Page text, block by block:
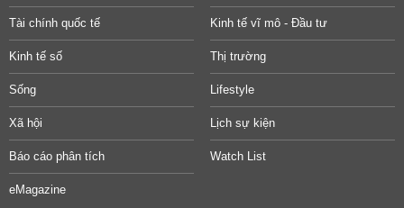
Tài chính quốc tế Kinh tế vĩ mô - Đầu tư
Kinh tế số Thị trường
Sống Lifestyle
Xã hội Lịch sự kiện
Báo cáo phân tích Watch List
eMagazine